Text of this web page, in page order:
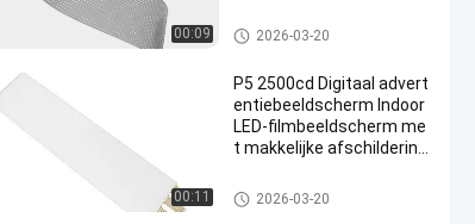
00:09 LED transparant filmscherm
2026-03-20
00:11
P5 2500cd Digitaal advert
entiebeeldscherm Indoor
LED-filmbeeldscherm me
t makkelijke afschildering
ensters
LED transparant filmscherm
2026-03-20